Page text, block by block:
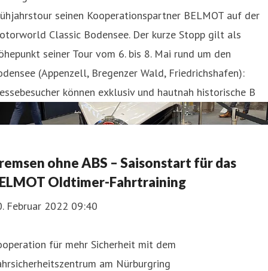
seinen Kooperationspartner BELMOT auf der
Classic Bodensee. Der kurze Stopp gilt als
seiner Tour vom 6. bis 8. Mai rund um den
(Appenzell, Bregenzer Wald, Friedrichshafen):
können exklusiv und hautnah historische B
ohne ABS – Saisonstart für das
Oldtimer-Fahrtraining
Februar 2022 09:40
für mehr Sicherheit mit dem
am Nürburgring